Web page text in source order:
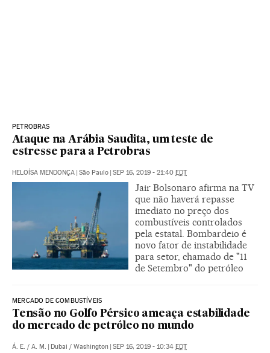
PETROBRAS
Ataque na Arábia Saudita, um teste de
estresse para a Petrobras
HELOÍSA MENDONÇA | São Paulo | SEP 16, 2019 - 21:40 EDT
Jair Bolsonaro afirma na TV
que não haverá repasse
imediato no preço dos
combustíveis controlados
pela estatal. Bombardeio é
novo fator de instabilidade
para setor, chamado de "11
de Setembro" do petróleo
MERCADO DE COMBUSTÍVEIS
Tensão no Golfo Pérsico ameaça estabilidade
do mercado de petróleo no mundo
Á. E. / A. M. | Dubai / Washington | SEP 16, 2019 - 10:34 EDT